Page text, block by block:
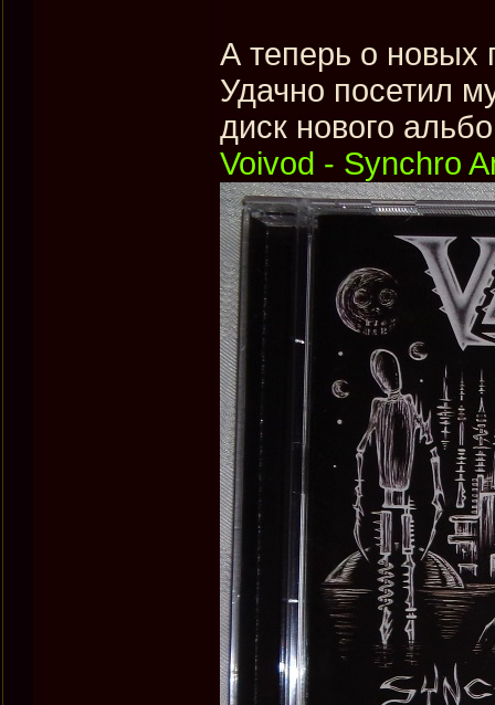
А теперь о новых
Удачно посетил
диск нового
Voivod - Synchro